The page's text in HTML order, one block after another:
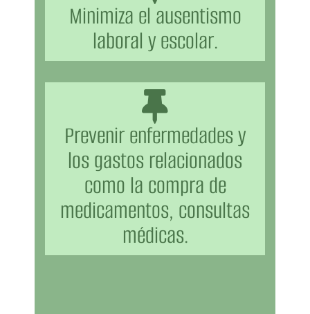
Minimiza el ausentismo
laboral y escolar.
Prevenir enfermedades y
los gastos relacionados
como la compra de
medicamentos, consultas
médicas.